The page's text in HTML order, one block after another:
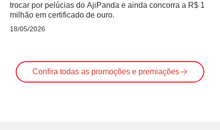
trocar por pelúcias do AjiPanda e ainda concorra a R$ 1
milhão em certificado de ouro.
18/05/2026
Confira todas as promoções e premiações